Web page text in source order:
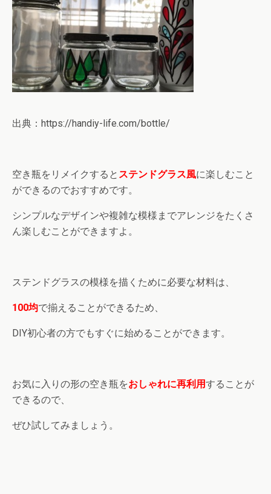
出典：https://handiy-life.com/bottle/
空き瓶をリメイクすると ステンドグラス風に楽しむこと
ができるのでおすすめです。
シンプルなデザインや複雑な模様までアレンジをたくさ
ん楽しむことができますよ。
ステンドグラスの模様を描くために必要な材料は、
100均で揃えることができるため、
DIY初心者の方でもすぐに始めることができます。
お気に入りの形の空き瓶をおしゃれに再利用することが
できるので、
ぜひ試してみましょう。